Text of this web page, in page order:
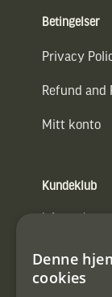
Betingelser
Privacy
Refund and
Mitt konto
Kundeklub
E-
Denne
cookies